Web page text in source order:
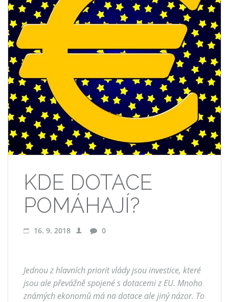
KDE DOTACE
POMÁHAJÍ?
16. 9. 2018 0
Jednou z hlavních priorit vlády jsou investice, které
jsou ale převážně spojené s dotacemi z EU. Mnoho
známých ekonomů má na dotace ale jiný názor. To